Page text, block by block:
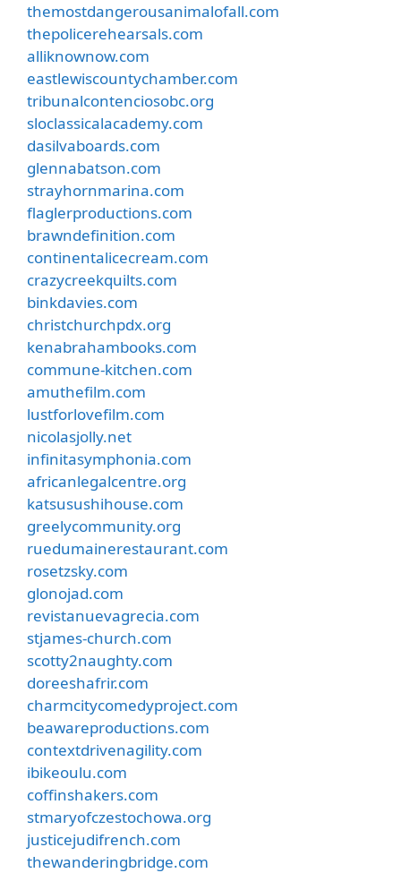
themostdangerousanimalofall.com
thepolicerehearsals.com
alliknownow.com
eastlewiscountychamber.com
tribunalcontenciosobc.org
sloclassicalacademy.com
dasilvaboards.com
glennabatson.com
strayhornmarina.com
flaglerproductions.com
brawndefinition.com
continentalicecream.com
crazycreekquilts.com
binkdavies.com
christchurchpdx.org
kenabrahambooks.com
commune-kitchen.com
amuthefilm.com
lustforlovefilm.com
nicolasjolly.net
infinitasymphonia.com
africanlegalcentre.org
katsusushihouse.com
greelycommunity.org
ruedumainerestaurant.com
rosetzsky.com
glonojad.com
revistanuevagrecia.com
stjames-church.com
scotty2naughty.com
doreeshafrir.com
charmcitycomedyproject.com
beawareproductions.com
contextdrivenagility.com
ibikeoulu.com
coffinshakers.com
stmaryofczestochowa.org
justicejudifrench.com
thewanderingbridge.com